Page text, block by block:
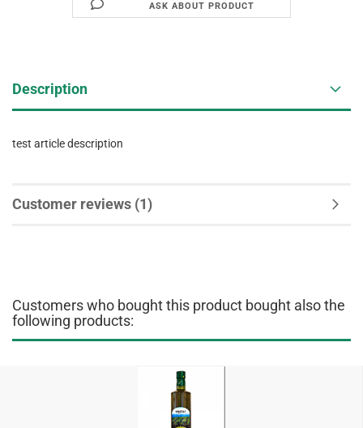
ASK ABOUT PRODUCT
Description
test article description
Customer reviews (1)
Customers who bought this product bought also the
following products: